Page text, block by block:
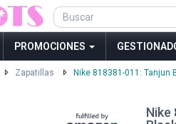
PROMOCIONES
Zapatillas Nike 818381-011: Tanjun
Nike